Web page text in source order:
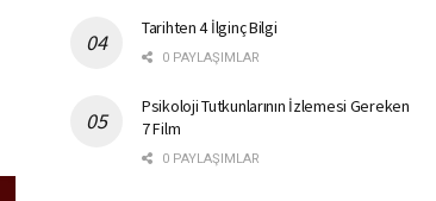
Tarihten 4 İlginç Bilgi
0 PAYLAŞIMLAR
Psikoloji Tutkunlarının İzlemesi Gereken
7 Film
0 PAYLAŞIMLAR